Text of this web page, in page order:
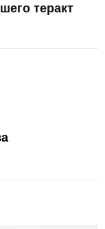
теракт